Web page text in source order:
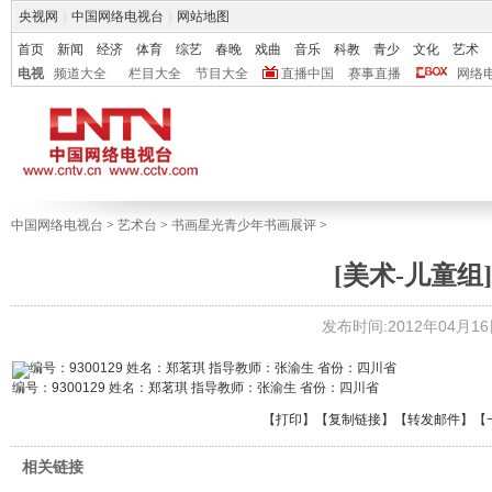
央视网 中国网络电视台 网站地图
首页 新闻 经济 体育 综艺 春晚 戏曲 音乐 科教 青少 文化
艺术
电视
频道大全 栏目大全 节目大全 直播中国 赛事直播 网络
中国网络电视台 > 艺术台 > 书画星光青少年书画展评 >
[美术-儿童组
发布时间:2012年04月
编号：9300129 姓名：郑茗琪 指导教师：张渝生 省份：四川省
【打印 】【复制链接】【转发邮件】
相关链接